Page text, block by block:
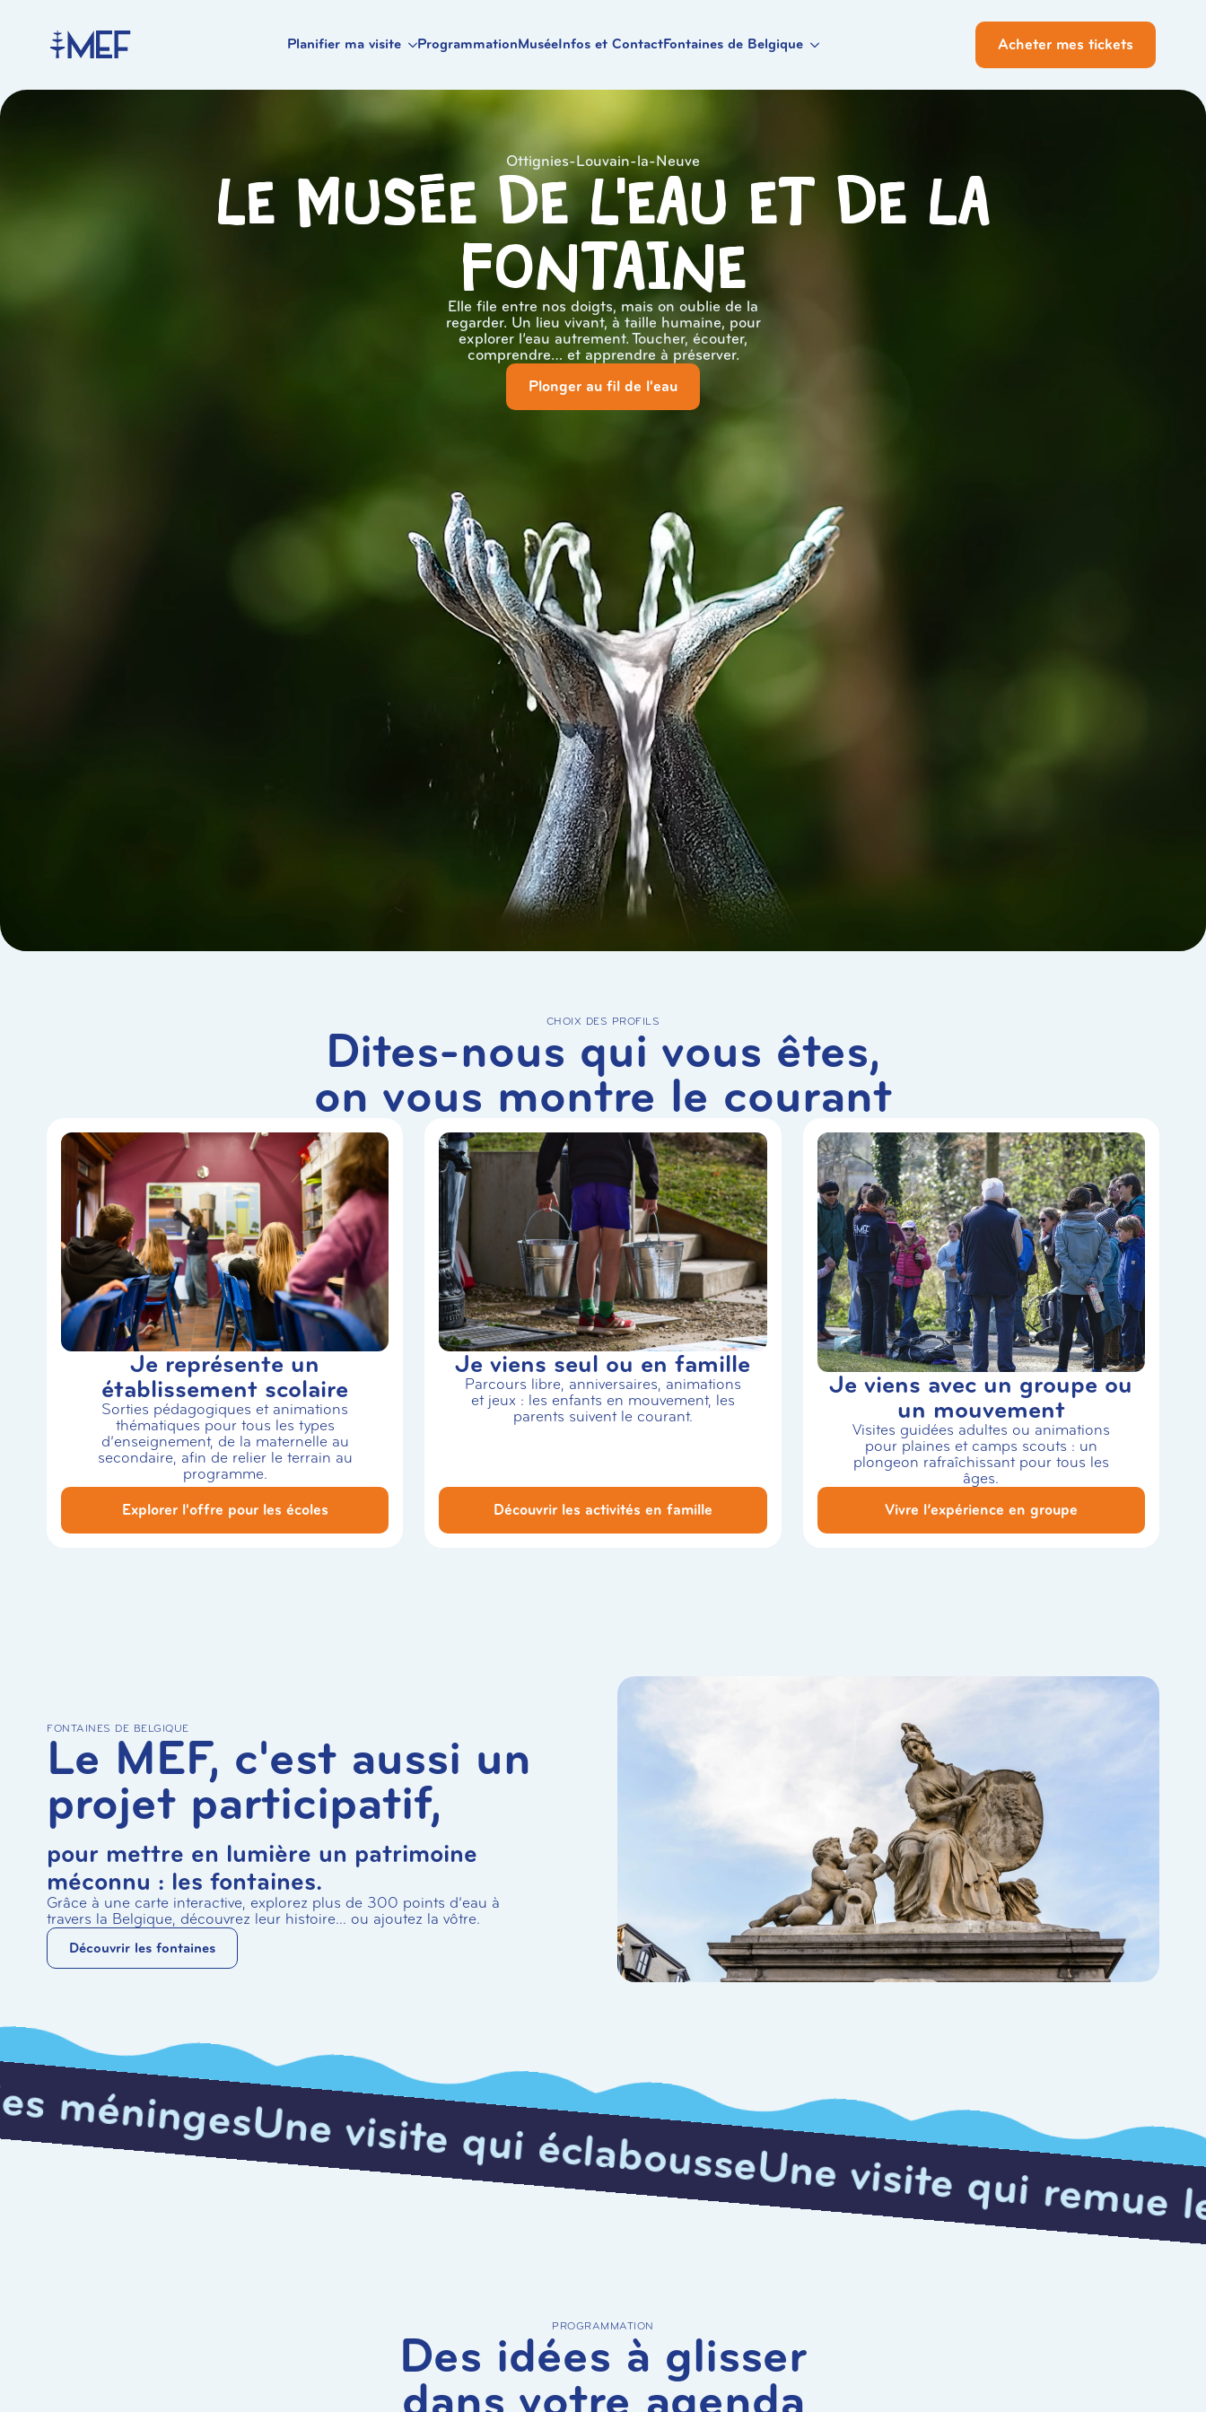
Planifier ma visite ProgrammationMuséeInfos et ContactFontaines de Belgique Acheter mes tickets
Ottignies-Louvain-la-Neuve
Le musée de l'eau et de la
Fontaine
Elle file entre nos doigts, mais on oublie de la
regarder. Un lieu vivant, à taille humaine, pour
explorer l’eau autrement. Toucher, écouter,
comprendre… et apprendre à préserver.
Plonger au fil de l'eau
CHOIX DES PROFILS
Dites-nous qui vous êtes,
on vous montre le courant
Je représente un
établissement scolaire
Sorties pédagogiques et animations
thématiques pour tous les types
d’enseignement, de la maternelle au
secondaire, afin de relier le terrain au
programme.
Explorer l'offre pour les écoles
Je viens seul ou en famille
Parcours libre, anniversaires, animations
et jeux : les enfants en mouvement, les
parents suivent le courant.
Découvrir les activités en famille
Je viens avec un groupe ou
un mouvement
Visites guidées adultes ou animations
pour plaines et camps scouts : un
plongeon rafraîchissant pour tous les
âges.
Vivre l’expérience en groupe
FONTAINES DE BELGIQUE
Le MEF, c'est aussi un
projet participatif,
pour mettre en lumière un patrimoine
méconnu : les fontaines.
Grâce à une carte interactive, explorez plus de 300 points d’eau à
travers la Belgique, découvrez leur histoire… ou ajoutez la vôtre.
Découvrir les fontaines
Une visite qui éclabousseUne visite qui remue les
PROGRAMMATION
Des idées à glisser